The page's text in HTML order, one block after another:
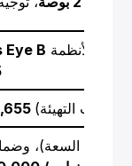
Eye B
(حسب التهيئة)
من السعة)،